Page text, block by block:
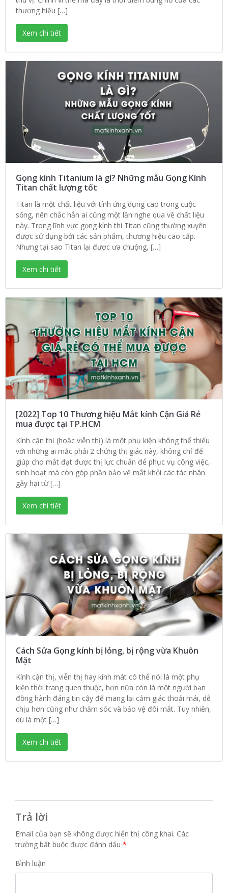
thương hiệu […]
Xem chi tiết
Gọng kính Titanium là gì? Những mẫu Gọng Kính
Titan chất lượng tốt
Titan là một chất liệu với tính ứng dụng cao trong cuộc
sống, nên chắc hẳn ai cũng một lần nghe qua về chất liệu
này. Trong lĩnh vực gọng kính thì Titan cũng thường xuyên
được sử dụng bởi các sản phẩm, thương hiệu cao cấp.
Nhưng tại sao Titan lại được ưa chuộng, […]
Xem chi tiết
[2022] Top 10 Thương hiệu Mắt kính Cận Giá Rẻ
mua được tại TP.HCM
Kính cận thị (hoặc viễn thị) là một phụ kiện không thể thiếu
với những ai mắc phải 2 chứng thị giác này, không chỉ để
giúp cho mắt đạt được thị lực chuẩn để phục vụ công việc,
sinh hoạt mà còn góp phần bảo vệ mắt khỏi các tác nhân
gây hại từ […]
Xem chi tiết
Cách Sửa Gọng kính bị lỏng, bị rộng vừa Khuôn
Mặt
Kính cận thị, viễn thị hay kính mát có thể nói là một phụ
kiện thời trang quen thuộc, hơn nữa còn là một người bạn
đồng hành đáng tin cậy để mang lại cảm giác thoải mái, dễ
chịu hơn cũng như chăm sóc và bảo vệ đôi mắt. Tuy nhiên,
dù là một […]
Xem chi tiết
Trả lời
Email của bạn sẽ không được hiển thị công khai. Các
trường bắt buộc được đánh dấu *
Bình luận